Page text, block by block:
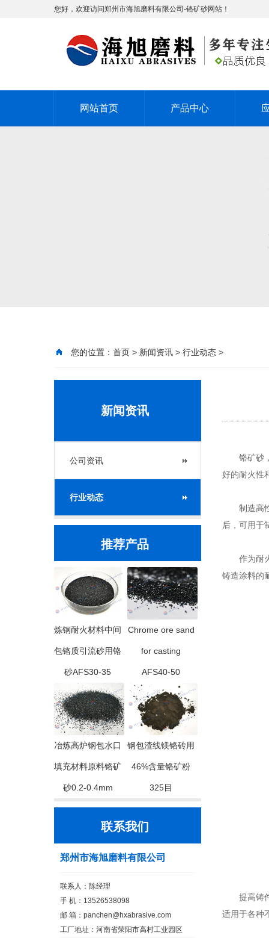
您好，欢迎访问郑州市海旭磨料有限公司-铬矿砂网站！
网站首页 产品中心
您的位置： 首页 > 新闻资讯 > 行业动态 >
新闻资讯
公司资讯
行业动态
推荐产品
炼钢耐火材料中间
包铬质引流砂用铬
砂AFS30-35
Chrome ore sand
for casting
AFS40-50
冶炼高炉钢包水口
填充材料原料铬矿
砂0.2-0.4mm
钢包渣线镁铬砖用
46%含量铬矿粉
325目
联系我们
郑州市海旭磨料有限公司
联系人：陈经理
手 机：13526538098
邮 箱： panchen@hxabrasive.com
工厂地址：河南省荥阳市高村工业园区
铬矿砂，
好的耐火性
制造高性
后，可用于
作为耐火
铸造涂料的
提高铸件
适用于各种